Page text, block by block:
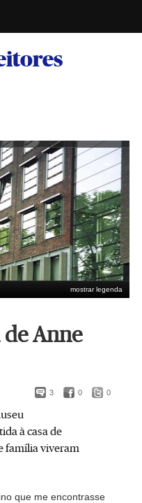
-
mostrar legenda
de Anne
3 0 0
à casa de
família viveram
que me encontrasse